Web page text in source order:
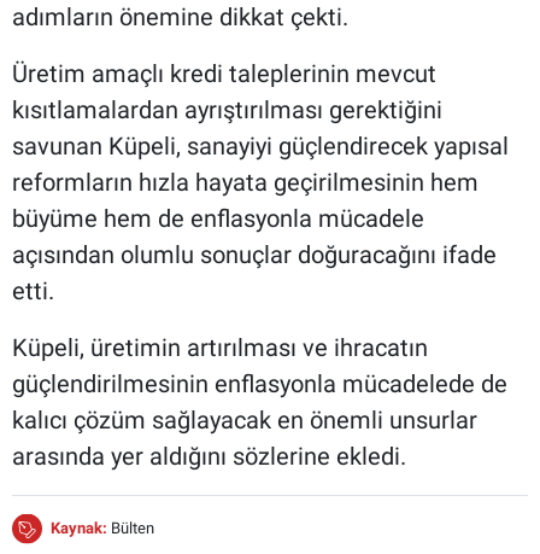
adımların önemine dikkat çekti.
Üretim amaçlı kredi taleplerinin mevcut
kısıtlamalardan ayrıştırılması gerektiğini
savunan Küpeli, sanayiyi güçlendirecek yapısal
reformların hızla hayata geçirilmesinin hem
büyüme hem de enflasyonla mücadele
açısından olumlu sonuçlar doğuracağını ifade
etti.
Küpeli, üretimin artırılması ve ihracatın
güçlendirilmesinin enflasyonla mücadelede de
kalıcı çözüm sağlayacak en önemli unsurlar
arasında yer aldığını sözlerine ekledi.
Kaynak: Bülten